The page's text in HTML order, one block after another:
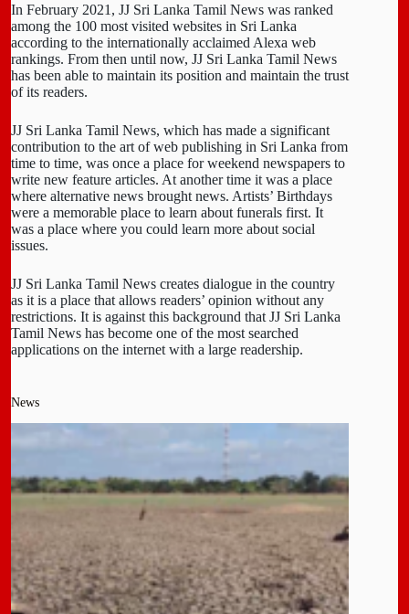
In February 2021, JJ Sri Lanka Tamil News was ranked
among the 100 most visited websites in Sri Lanka
according to the internationally acclaimed Alexa web
rankings. From then until now, JJ Sri Lanka Tamil News
has been able to maintain its position and maintain the trust
of its readers.
JJ Sri Lanka Tamil News, which has made a significant
contribution to the art of web publishing in Sri Lanka from
time to time, was once a place for weekend newspapers to
write new feature articles. At another time it was a place
where alternative news brought news. Artists’ Birthdays
were a memorable place to learn about funerals first. It
was a place where you could learn more about social
issues.
JJ Sri Lanka Tamil News creates dialogue in the country
as it is a place that allows readers’ opinion without any
restrictions. It is against this background that JJ Sri Lanka
Tamil News has become one of the most searched
applications on the internet with a large readership.
News